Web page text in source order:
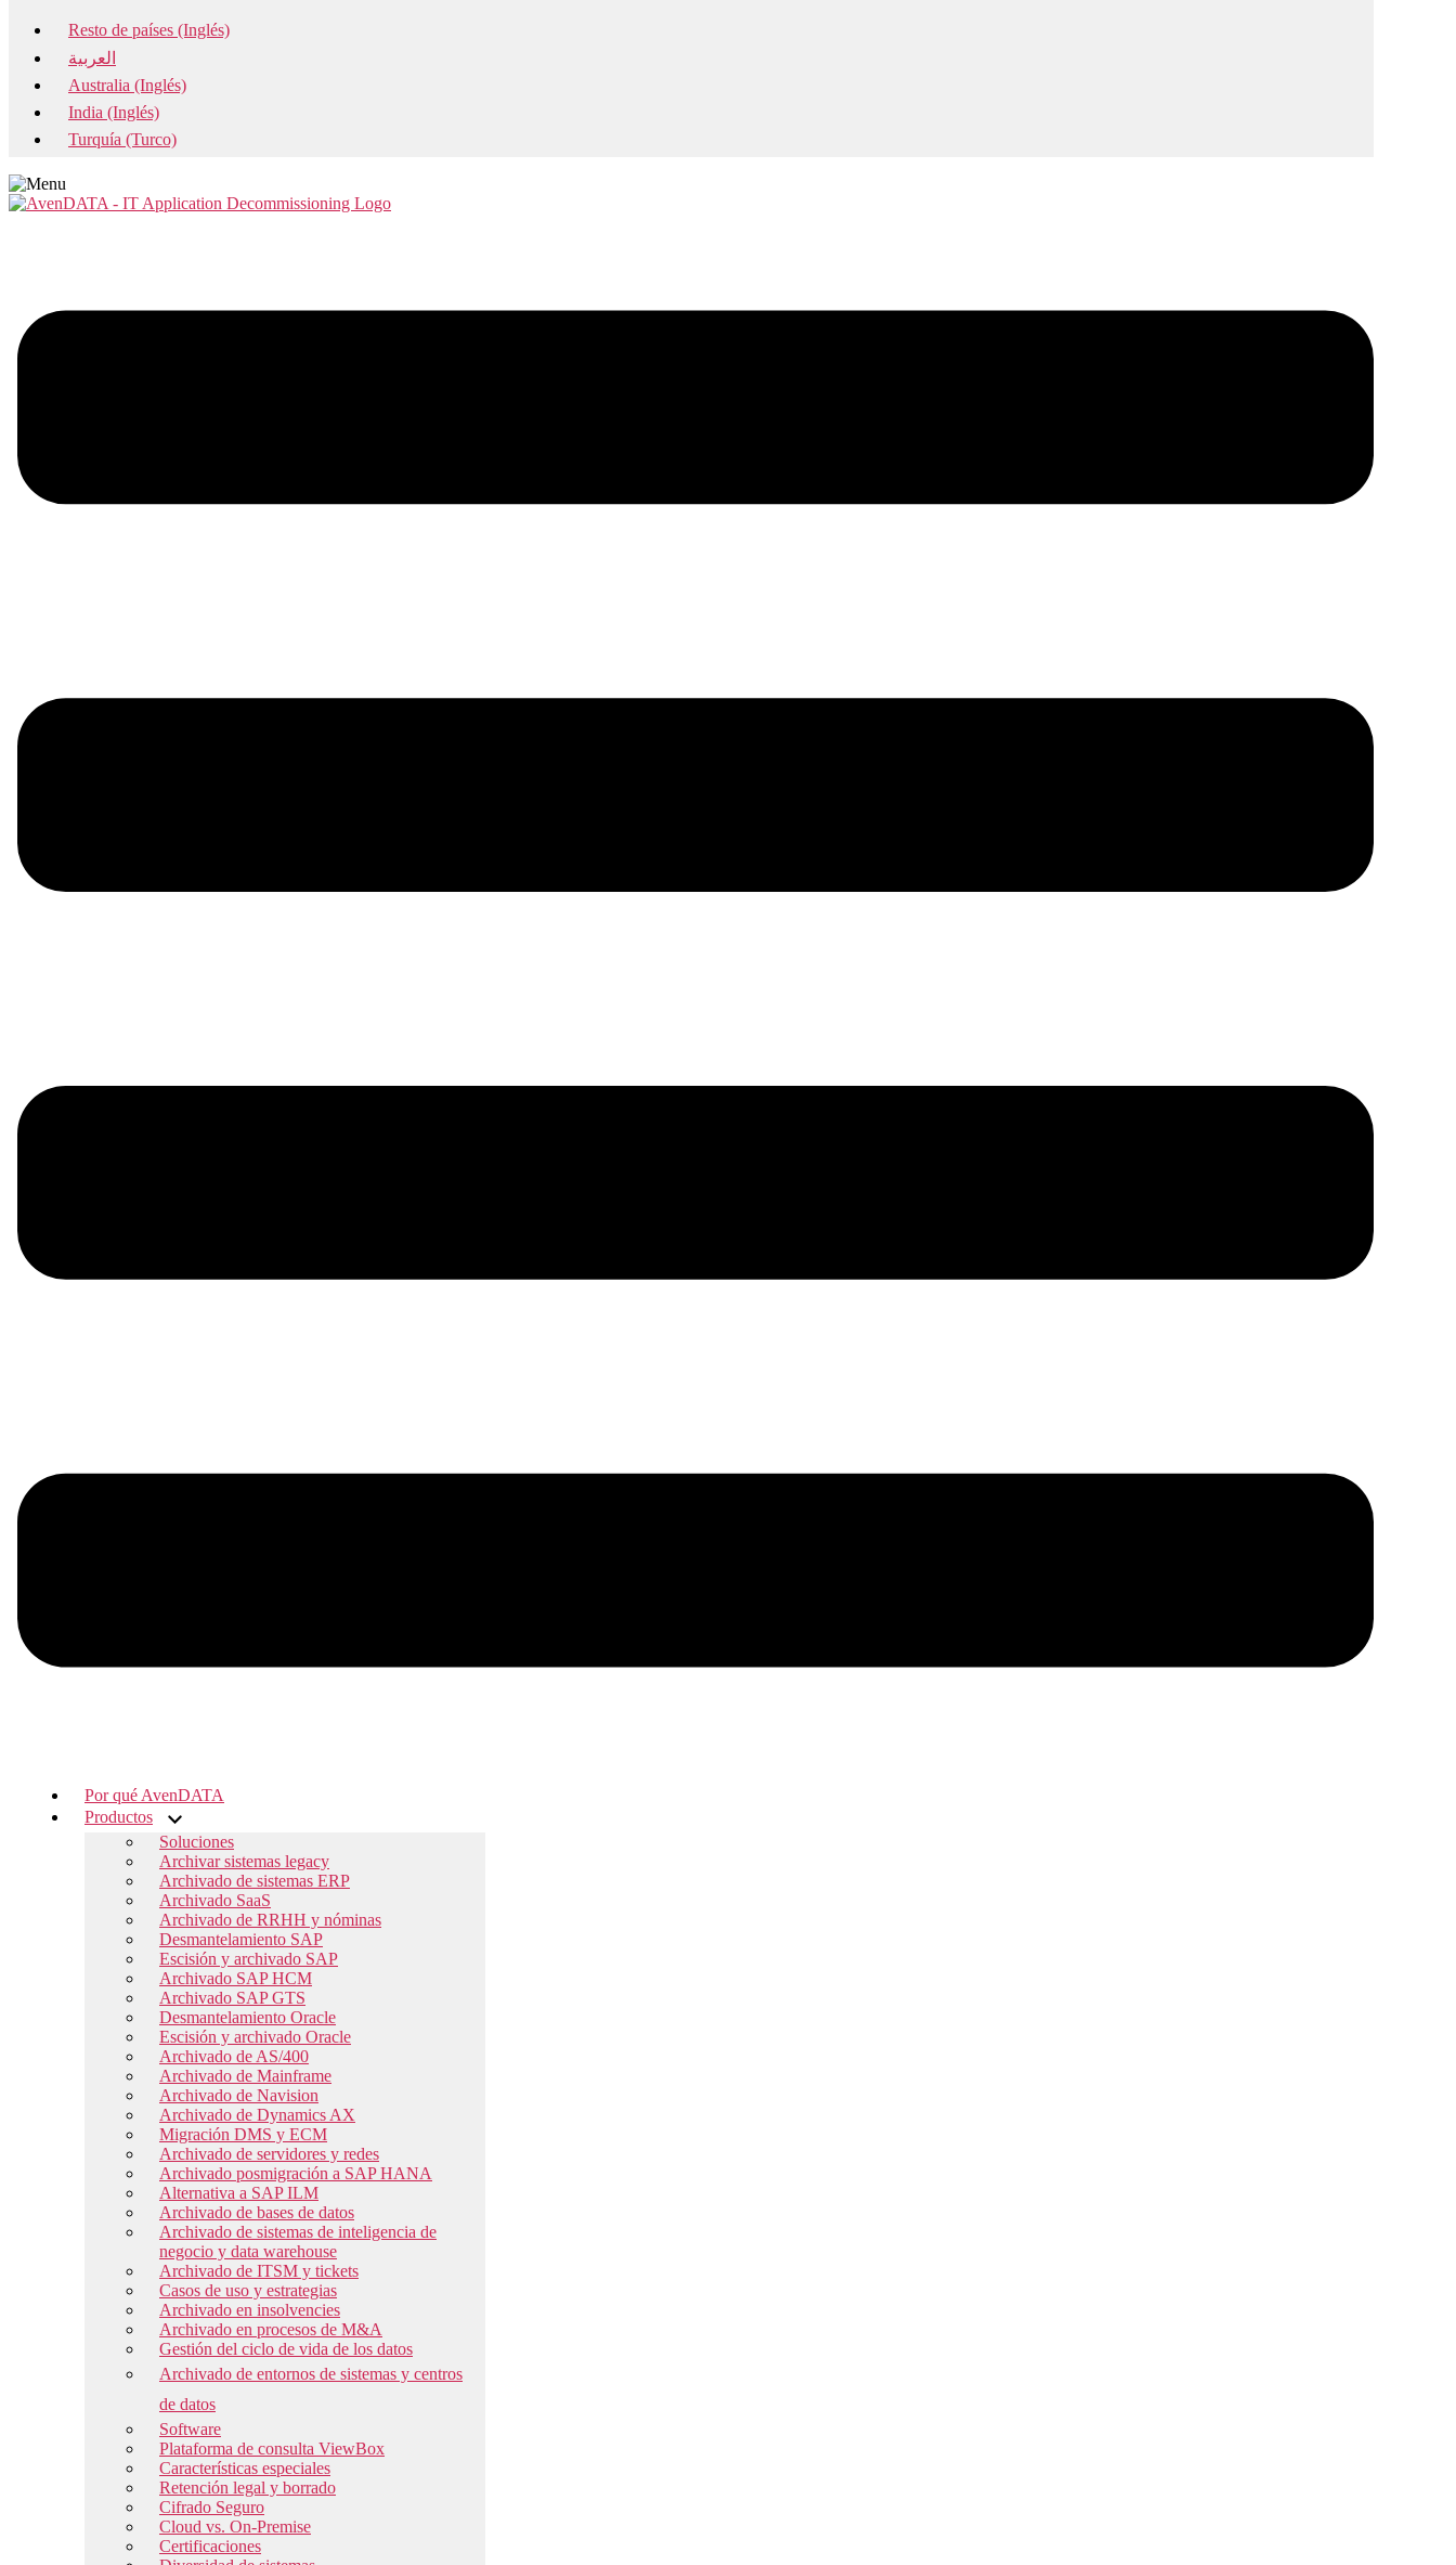
Resto de países (Inglés)
العربية
Australia (Inglés)
India (Inglés)
Turquía (Turco)
Por qué AvenDATA
Productos
Soluciones
Archivar sistemas legacy
Archivado de sistemas ERP
Archivado SaaS
Archivado de RRHH y nóminas
Desmantelamiento SAP
Escisión y archivado SAP
Archivado SAP HCM
Archivado SAP GTS
Desmantelamiento Oracle
Escisión y archivado Oracle
Archivado de AS/400
Archivado de Mainframe
Archivado de Navision
Archivado de Dynamics AX
Migración DMS y ECM
Archivado de servidores y redes
Archivado posmigración a SAP HANA
Alternativa a SAP ILM
Archivado de bases de datos
Archivado de sistemas de inteligencia de
negocio y data warehouse
Archivado de ITSM y tickets
Casos de uso y estrategias
Archivado en insolvencies
Archivado en procesos de M&A
Gestión del ciclo de vida de los datos
Archivado de entornos de sistemas y centros
de datos
Software
Plataforma de consulta ViewBox
Características especiales
Retención legal y borrado
Cifrado Seguro
Cloud vs. On-Premise
Certificaciones